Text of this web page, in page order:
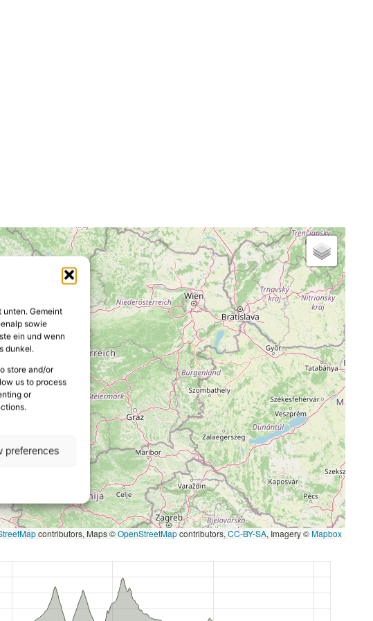
Gemeint
sowie
ein und wenn
dunkel.
store and/or
us to process
or
preferences
contributors, Maps ©OpenStreetMapcontributors,CC-BY-SA, Imagery © Mapbox